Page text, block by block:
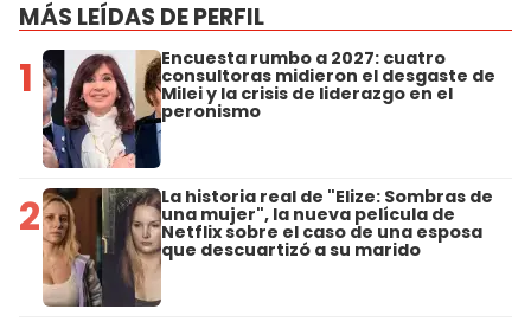
MÁS LEÍDAS DE PERFIL
1 Encuesta rumbo a 2027: cuatro
consultoras midieron el desgaste de
Milei y la crisis de liderazgo en el
peronismo
2 La historia real de "Elize: Sombras de
una mujer", la nueva película de
Netflix sobre el caso de una esposa
que descuartizó a su marido